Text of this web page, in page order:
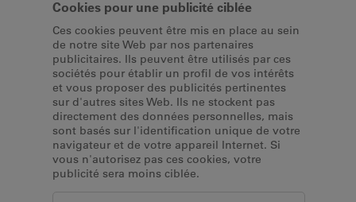
Cookies pour une publicité ciblée
Ces cookies peuvent être mis en place au sein
de notre site Web par nos partenaires
publicitaires. Ils peuvent être utilisés par ces
sociétés pour établir un profil de vos intérêts
et vous proposer des publicités pertinentes
sur d'autres sites Web. Ils ne stockent pas
directement des données personnelles, mais
sont basés sur l'identification unique de votre
navigateur et de votre appareil Internet. Si
vous n'autorisez pas ces cookies, votre
publicité sera moins ciblée.